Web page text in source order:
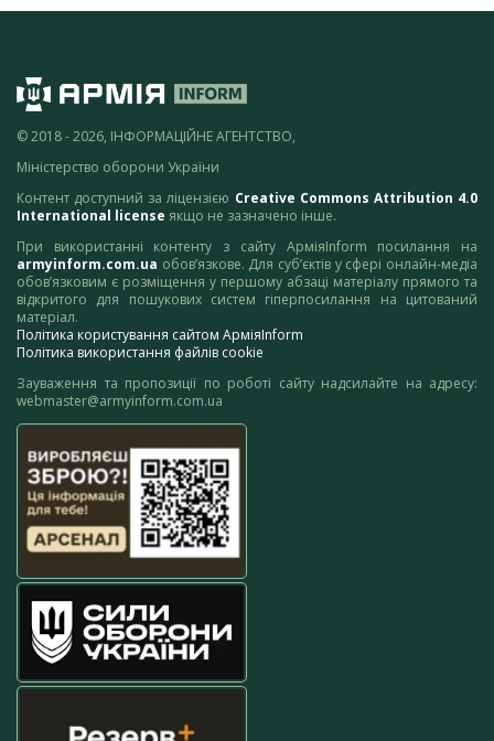
© 2018 - 2026, ІНФОРМАЦІЙНЕ АГЕНТСТВО,
Міністерство оборони України
Контент доступний за ліцензією Creative Commons Attribution 4.0
International license якщо не зазначено інше.
При використанні контенту з сайту АрміяInform посилання на
armyinform.com.ua обов’язкове. Для суб’єктів у сфері онлайн-медіа
обов’язковим є розміщення у першому абзаці матеріалу прямого та
відкритого для пошукових систем гіперпосилання на цитований
матеріал.
Політика користування сайтом АрміяInform
Політика використання файлів cookie
Зауваження та пропозиції по роботі сайту надсилайте на адресу:
webmaster@armyinform.com.ua